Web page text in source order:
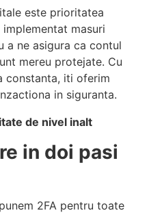
este prioritatea
masuri
a ne asigura ca contul
mereu protejate. Cu
constanta, iti oferim
in siguranta.
de nivel inalt
in doi pasi
2FA pentru toate